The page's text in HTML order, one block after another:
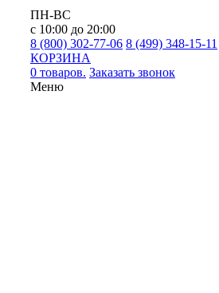
ПН-ВС
с 10:00 до 20:00
8 (800) 302-77-06 8 (499) 348-15-11
КОРЗИНА
0 товаров. Заказать звонок
Меню